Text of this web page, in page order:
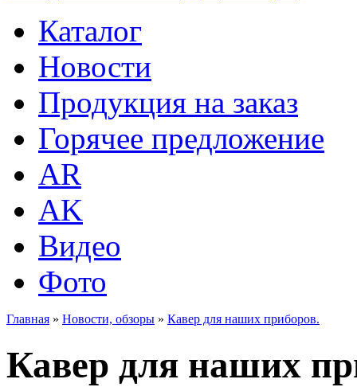
Каталог
Новости
Продукция на заказ
Горячее предложение
AR
AK
Видео
Фото
Главная » Новости, обзоры » Кавер для наших приборов.
Кавер для наших